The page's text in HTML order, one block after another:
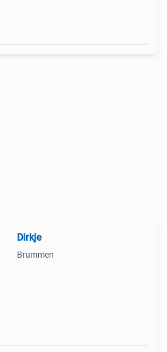
Dirkje
Brummen